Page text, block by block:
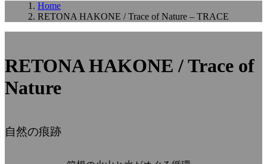
Home
RETONA HAKONE / Trace of Nature – TRACE
RETONA HAKONE / Trace of
Nature
自然の痕跡